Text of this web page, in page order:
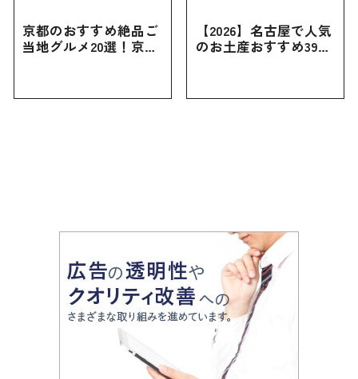
京都のおすすめ絶品ご
当地グルメ20選！京都
【2026】名古屋で人気
のお土産おすすめ39選
お土産・ばらまき用ま